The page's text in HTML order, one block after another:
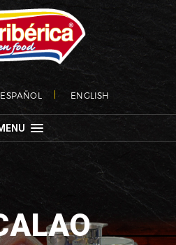
ESPAÑOL ENGLISH